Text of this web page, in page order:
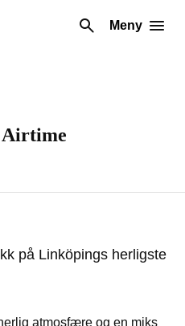
Meny
Airtime
på Linköpings herligste
atmosfære og en miks